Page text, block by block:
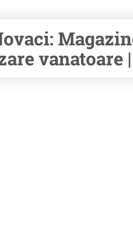
vanatoare |